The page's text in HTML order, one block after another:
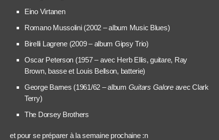
Eino Virtanen
Romano Mussolini (2002 – album Music Blues)
Birelli Lagrene (2009 – album Gipsy Trio)
Oscar Peterson (1957–avec Herb Ellis, guitare, Ray
Brown, basse et Louis Bellson, batterie)
George Barnes (1961/62 –album Guitars Galore avec Clark
Terry)
The Dorsey Brothers
et pour se préparer à la semaine prochaine :n